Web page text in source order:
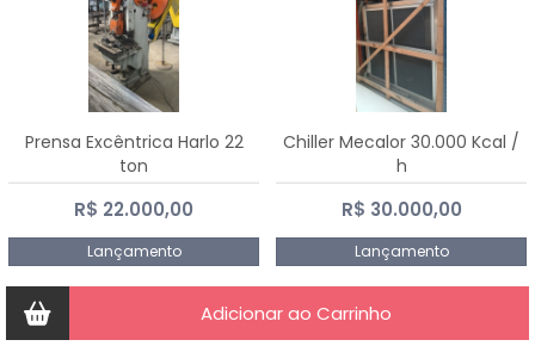
Prensa Excêntrica Harlo 22
ton
R$ 22.000,00
Lançamento
Chiller Mecalor 30.000 Kcal /
h
R$ 30.000,00
Lançamento
Adicionar ao Carrinho